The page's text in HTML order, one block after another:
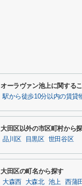
オーラヴァン池上に関する
駅から徒歩10分以内の賃貸
大田区以外の市区町村から
品川区 目黒区 世田谷区
大田区の町名から探す
大森西 大森北 池上 西蒲田